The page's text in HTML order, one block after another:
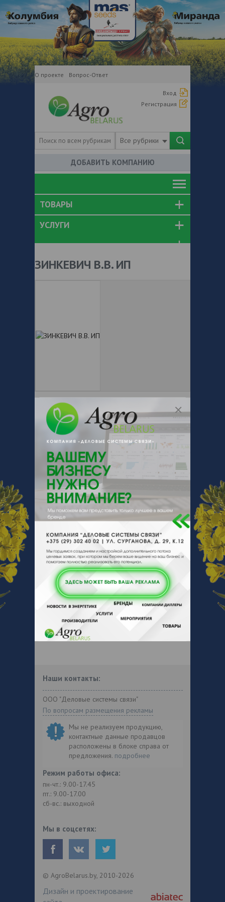
О проекте Вопрос-Ответ
Вход
Регистрация
Все рубрики
ДОБАВИТЬ КОМПАНИЮ
ТОВАРЫ
УСЛУГИ
ЗИНКЕВИЧ В.В. ИП
+ 375Показать телефоны
e-mail:
a:2:{s:5:"VALUE";a:0:
{}s:11:"DESCRIPTION";a:0:{}}
247500, , , , Речица, Сыдько 142а
Отзывы
Чтобы оставить комментарий или
выставить рейтинг, нужно
Войтиили
Зарегистрироваться
Наши контакты:
ООО "Деловые системы связи"
По вопросам размещения рекламы
Мы не реализуем продукцию,
контактные данные продавцов
расположены в блоке справа от
предложения. подробнее
Режим работы офиса:
пн-чт.: 9.00-17.45
пт.: 9.00-17.00
сб-вс.: выходной
Мы в соцсетях:
© AgroBelarus.by, 2010-2026
Дизайн и проектирование